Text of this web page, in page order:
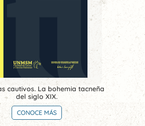
cautivos. La bohemia tacneña
del siglo XIX.
CONOCE MÁS